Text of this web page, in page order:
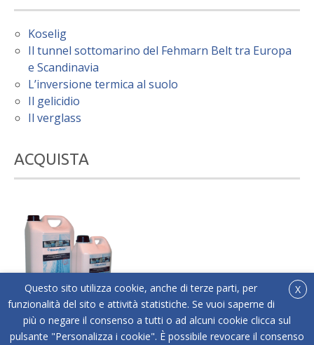
Koselig
Il tunnel sottomarino del Fehmarn Belt tra Europa
e Scandinavia
L’inversione termica al suolo
Il gelicidio
Il verglass
ACQUISTA
Acquista online Below Zero® l'antigelo liquido adatto
a tutti i tipi di superfici.
X
Questo sito utilizza cookie, anche di terze parti, per
funzionalità del sito e attività statistiche. Se vuoi saperne di
più o negare il consenso a tutti o ad alcuni cookie clicca sul
pulsante "Personalizza i cookie". È possibile revocare il consenso